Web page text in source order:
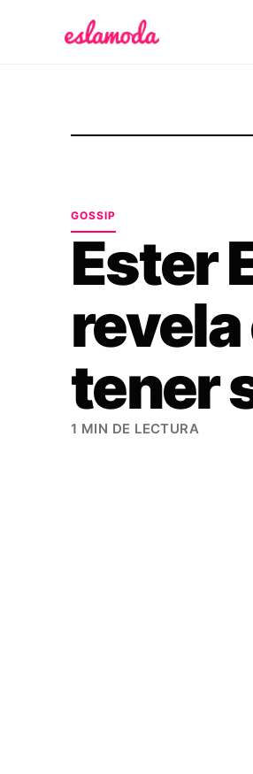
GOSSIP
Ester
tener
1 MIN DE LECTURA